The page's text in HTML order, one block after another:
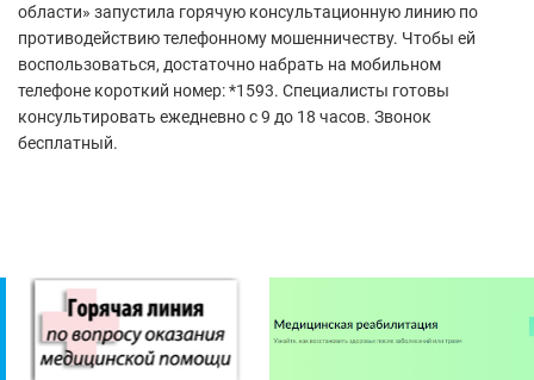
области» запустила горячую консультационную линию по
противодействию телефонному мошенничеству. Чтобы ей
воспользоваться, достаточно набрать на мобильном
телефоне короткий номер: *1593. Специалисты готовы
консультировать ежедневно с 9 до 18 часов. Звонок
бесплатный.